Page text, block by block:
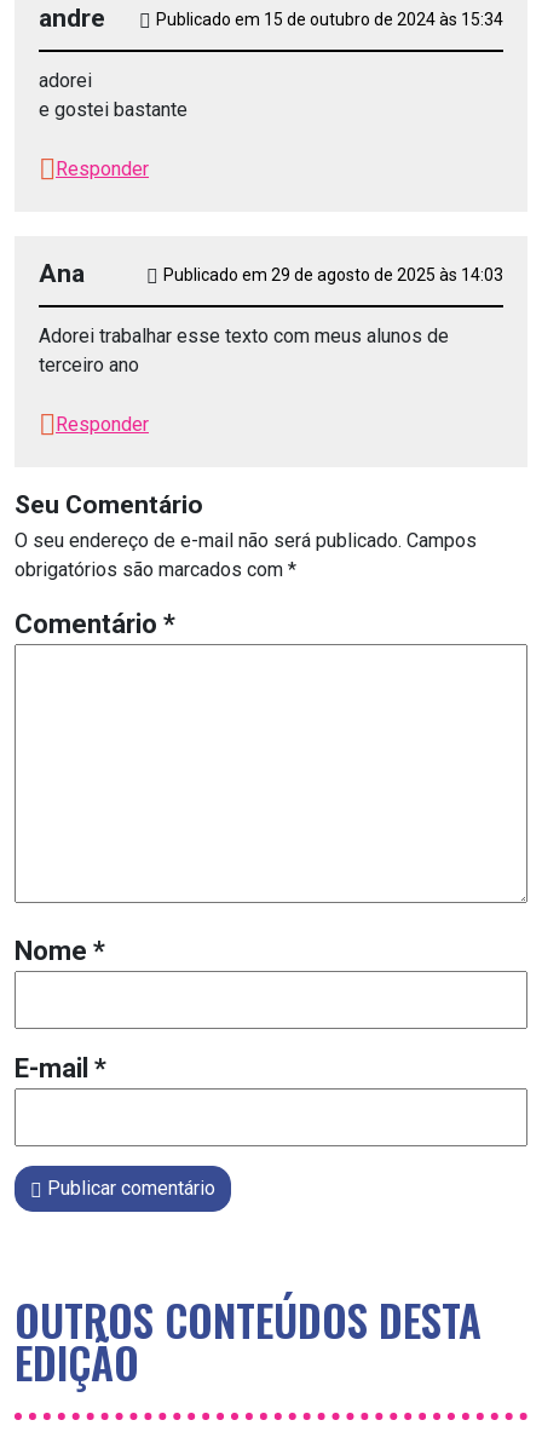
andre Publicado em 15 de outubro de 2024 às 15:34
adorei
e gostei bastante
Responder
Ana Publicado em 29 de agosto de 2025 às 14:03
Adorei trabalhar esse texto com meus alunos de
terceiro ano
Responder
Seu Comentário
O seu endereço de e-mail não será publicado. Campos
obrigatórios são marcados com *
Comentário *
Nome *
E-mail *
Publicar comentário
OUTROS CONTEÚDOS DESTA
EDIÇÃO